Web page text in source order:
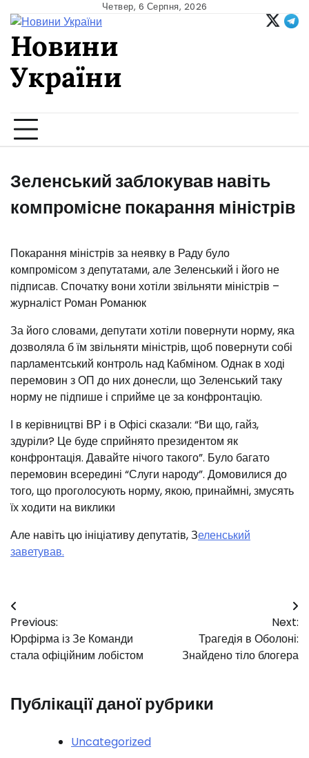
to
content
Четвер, 6 Серпня, 2026
Новини
України
Зеленський заблокував навіть
компромісне покарання міністрів
Покарання міністрів за неявку в Раду було
компромісом з депутатами, але Зеленський і його не
підписав. Спочатку вони хотіли звільняти міністрів –
журналіст Роман Романюк
За його словами, депутати хотіли повернути норму, яка
дозволяла б їм звільняти міністрів, щоб повернути собі
парламентський контроль над Кабміном. Однак в ході
перемовин з ОП до них донесли, що Зеленський таку
норму не підпише і сприйме це за конфронтацію.
І в керівництві ВР і в Офісі сказали: “Ви що, гайз,
здуріли? Це буде сприйнято президентом як
конфронтація. Давайте нічого такого”. Було багато
перемовин всередині “Слуги народу”. Домовилися до
того, що проголосують норму, якою, принаймні, змусять
їх ходити на виклики
Але навіть цю ініціативу депутатів, Зеленський
заветував.
Навігація
записів
Previous:
Юрфірма із Зе Команди
стала офіційним лобістом
Next:
Трагедія в Оболоні:
Знайдено тіло блогера
Публікації даної рубрики
Uncategorized